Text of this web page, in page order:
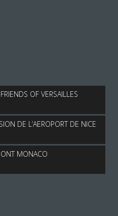
OF VERSAILLES
DE L’AEROPORT DE NICE
MONACO